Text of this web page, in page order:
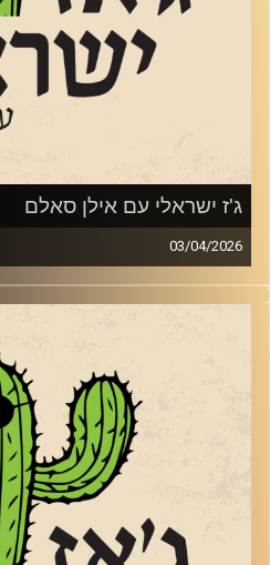
מי שרוצה להקשיב ולראות אותו
לאפריל לסלון המדרגות 23 בירושלים.
קרדיט תמונות:רותם בר-אילן
ג'ז ישראלי עם אילן סאלם
03/04/2026
אורח התוכנית השבוע, אילן
הישראלי שהוציא ממש השבוע
מחלוצי הישראלים שלמדו מוזיקה
העולם תוך כדי הלימודים שלו
כמעט עשור לימוד באקדמיה
ללימודי ג'ז. הוא גידל חינך ועיצב
הלחנה ונגינה עם המוזיקאים